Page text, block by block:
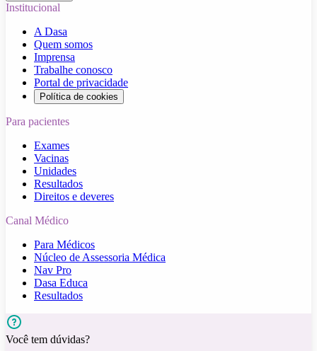
Institucional
A Dasa
Quem somos
Imprensa
Trabalhe conosco
Portal de privacidade
Política de cookies
Para pacientes
Exames
Vacinas
Unidades
Resultados
Direitos e deveres
Canal Médico
Para Médicos
Núcleo de Assessoria Médica
Nav Pro
Dasa Educa
Resultados
Você tem dúvidas?